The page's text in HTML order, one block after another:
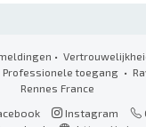
•
Professionele toegang •
Rennes France
Instagram